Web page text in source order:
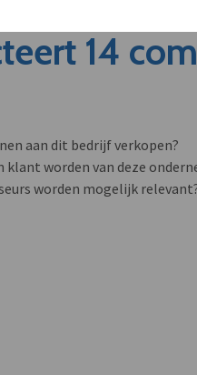
14
aan dit bedrijf verkopen?
klant worden van deze
worden mogelijk